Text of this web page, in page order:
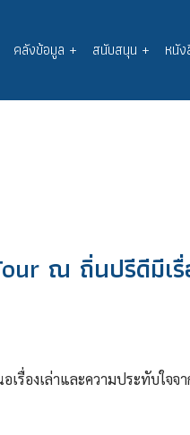
คลังข้อมูล + สนับสนุน + หนั
ณ ถิ่นปรีดีมีเรื่
รื่องเล่าและความประทับใจจา